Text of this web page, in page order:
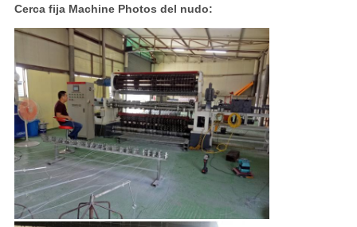
Cerca fija Machine Photos del nudo: